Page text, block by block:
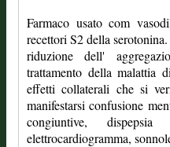
Farmaco usato com
recettori S2 della
riduzione dell'
trattamento della malattia
effetti collaterali che si
manifestarsi confusione
congiuntive,
elettrocardiogramma,